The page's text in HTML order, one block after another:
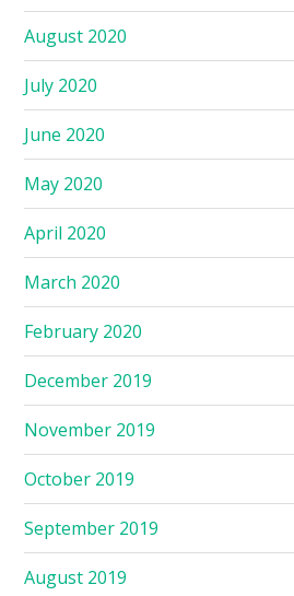
August 2020
July 2020
June 2020
May 2020
April 2020
March 2020
February 2020
December 2019
November 2019
October 2019
September 2019
August 2019